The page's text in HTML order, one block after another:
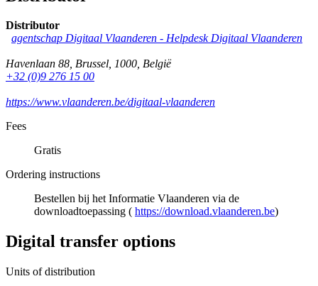
Distributor
agentschap Digitaal Vlaanderen - Helpdesk Digitaal Vlaanderen
Havenlaan 88, Brussel, 1000, België
+32 (0)9 276 15 00
https://www.vlaanderen.be/digitaal-vlaanderen
Fees
Gratis
Ordering instructions
Bestellen bij het Informatie Vlaanderen via de
downloadtoepassing ( https://download.vlaanderen.be)
Digital transfer options
Units of distribution